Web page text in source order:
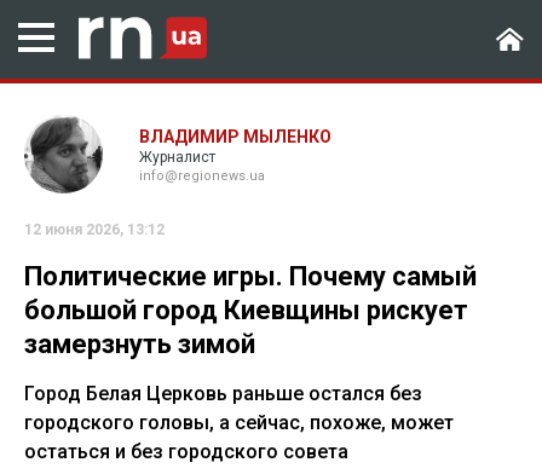
ВЛАДИМИР МЫЛЕНКО
Журналист
info@regionews.ua
12 июня 2026, 13:12
Политические игры. Почему самый
большой город Киевщины рискует
замерзнуть зимой
Город Белая Церковь раньше остался без
городского головы, а сейчас, похоже, может
остаться и без городского совета